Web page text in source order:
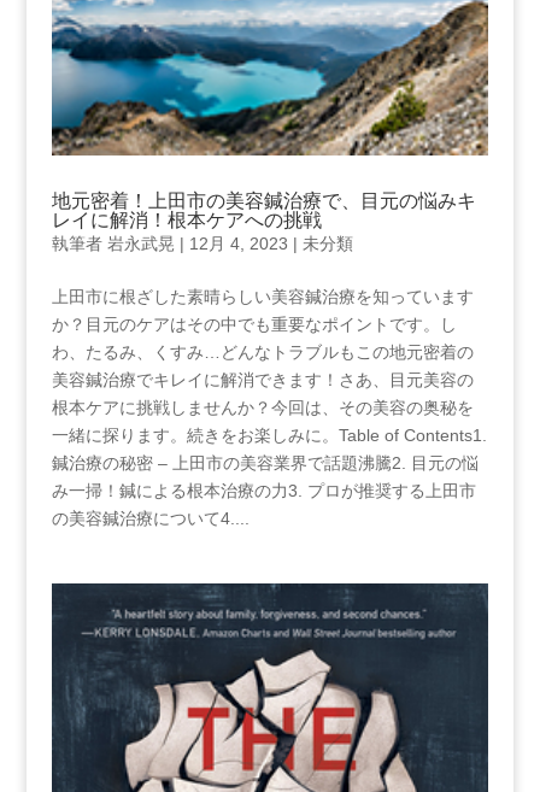
地元密着！上田市の美容鍼治療で、目元の悩みキ
レイに解消！根本ケアへの挑戦
執筆者 岩永武晃 | 12月 4, 2023 | 未分類
上田市に根ざした素晴らしい美容鍼治療を知っています
か？目元のケアはその中でも重要なポイントです。し
わ、たるみ、くすみ…どんなトラブルもこの地元密着の
美容鍼治療でキレイに解消できます！さあ、目元美容の
根本ケアに挑戦しませんか？今回は、その美容の奥秘を
一緒に探ります。続きをお楽しみに。Table ⁣of⁣ Contents1.⁢
鍼治療の秘密 – 上田市の美容業界で話題沸騰2. 目元の悩
み一掃！鍼による根本治療の力3. プロが推奨する上田市
の美容鍼治療について4....